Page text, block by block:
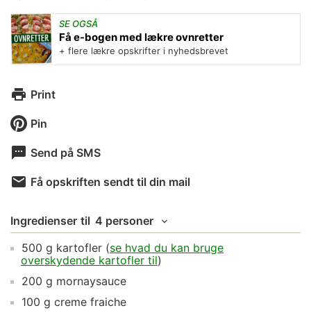
SE OGSÅ
Få e-bogen med lækre ovnretter
+ flere lækre opskrifter i nyhedsbrevet
Print
Pin
Send på SMS
Få opskriften sendt til din mail
Ingredienser til 4 personer
500 g kartofler (se hvad du kan bruge
overskydende kartofler til)
200 g mornaysauce
100 g creme fraiche